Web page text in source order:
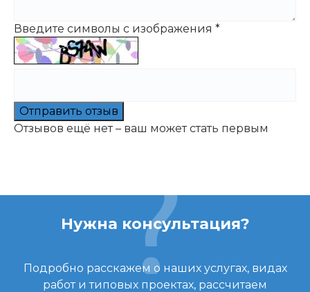
Введите символы с изображения *
Отправить отзыв
Отзывов ещё нет – ваш может стать первым
Нужна консультация?
Подробно расскажем о наших услугах, видах
работ и типовых проектах, рассчитаем